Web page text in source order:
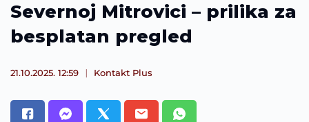
Severnoj Mitrovici – prilika za
besplatan pregled
21.10.2025. 12:59 Kontakt Plus